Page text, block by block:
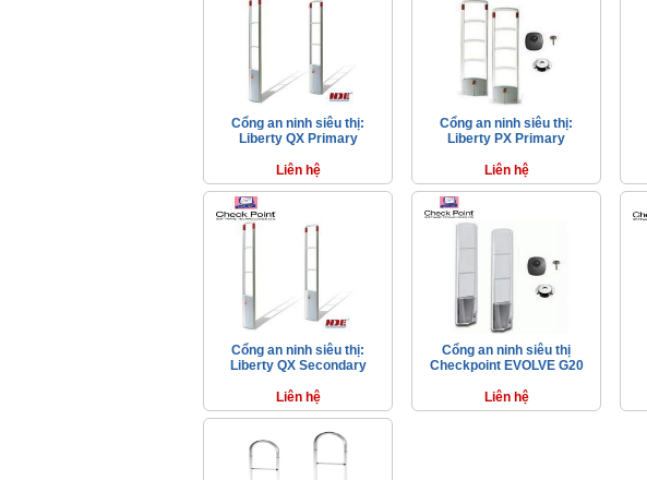
Cổng an ninh siêu thị:
Liberty QX Primary
Liên hệ
Cổng an ninh siêu thị:
Liberty PX Primary
Liên hệ
Cổng an ninh siêu thị:
Liberty QX Secondary
Liên hệ
Cổng an ninh siêu thị
Checkpoint EVOLVE G20
Liên hệ